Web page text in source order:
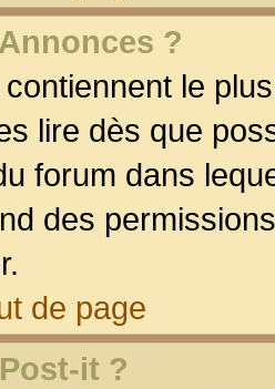
?
le
lire dès que
forum dans
des
de page
it ?